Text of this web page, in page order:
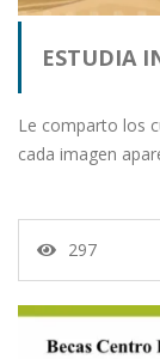
ESTUDIA
Le comparto los
cada imagen
297